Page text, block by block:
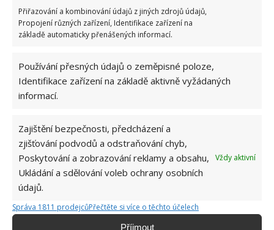
Přiřazování a kombinování údajů z jiných zdrojů údajů,
Propojení různých zařízení, Identifikace zařízení na
základě automaticky přenášených informací.
Používání přesných údajů o zeměpisné poloze,
Identifikace zařízení na základě aktivně vyžádaných
informací.
Zajištění bezpečnosti, předcházení a
zjišťování podvodů a odstraňování chyb,
Poskytování a zobrazování reklamy a obsahu,
Ukládání a sdělování voleb ochrany osobních
údajů.
Vždy aktivní
Správa 1811 prodejcůPřečtěte si více o těchto účelech
Příjmout
spolupráci. Pochvalte také dítě vždy, když si samo
od sebe uklidí. Tyto návyky mu budou v budoucnu k
dobru a hlavně se především u kluků pak nestává, že
něj poděkovat.
Obrázky: stayathomemum